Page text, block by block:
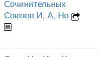
Сочинительных
Союзов И, А, Но